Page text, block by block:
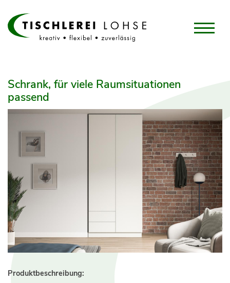
Schrank, für viele Raumsituationen
passend
Produktbeschreibung: